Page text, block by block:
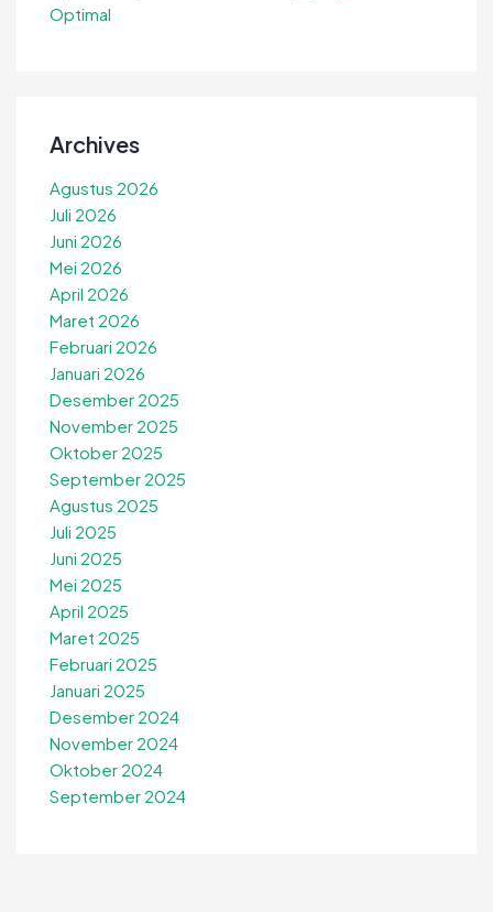
Optimal
Archives
Agustus 2026
Juli 2026
Juni 2026
Mei 2026
April 2026
Maret 2026
Februari 2026
Januari 2026
Desember 2025
November 2025
Oktober 2025
September 2025
Agustus 2025
Juli 2025
Juni 2025
Mei 2025
April 2025
Maret 2025
Februari 2025
Januari 2025
Desember 2024
November 2024
Oktober 2024
September 2024